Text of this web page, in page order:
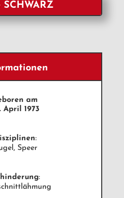
SCHWARZ
am
April 1973
:
Speer
: